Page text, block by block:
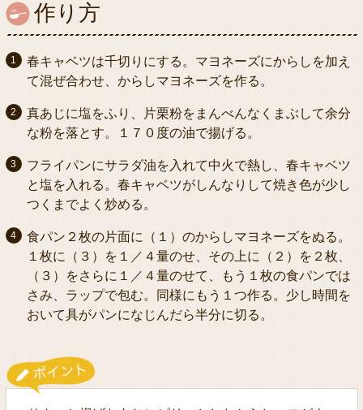
作り方
春キャベツは千切りにする。マヨネーズにからしを加え
て混ぜ合わせ、からしマヨネーズを作る。
真あじに塩をふり、片栗粉をまんべんなくまぶして余分
な粉を落とす。１７０度の油で揚げる。
フライパンにサラダ油を入れて中火で熱し、春キャベツ
と塩を入れる。春キャベツがしんなりして焼き色が少し
つくまでよく炒める。
食パン２枚の片面に（１）のからしマヨネーズをぬる。
１枚に（３）を１／４量のせ、その上に（２）を２枚、
（３）をさらに１／４量のせて、もう１枚の食パンでは
さみ、ラップで包む。同様にもう１つ作る。少し時間を
おいて具がパンになじんだら半分に切る。